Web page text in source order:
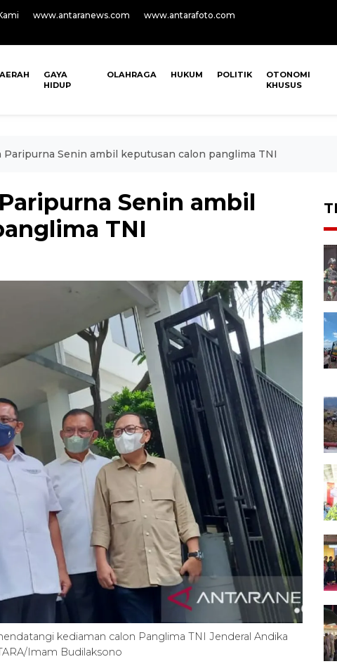
www.antaranews.com
www.antarafoto.com
GAYA
HIDUP
OLAHRAGA HUKUM POLITIK
OTONOMI
KHUSUS
Paripurna Senin ambil keputusan calon panglima TNI
Senin ambil
TNI
kediaman calon Panglima TNI Jenderal Andika
Imam Budilaksono